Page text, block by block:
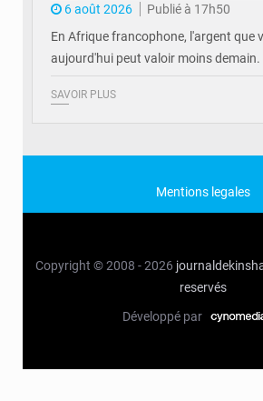
6 août 2026
Publié à 17h50
En Afrique francophone, l'argent que
aujourd'hui peut valoir moins
SAVOIR PLUS
Mentions legales
Copyright © 2008 - 2026
reservés
Développé par